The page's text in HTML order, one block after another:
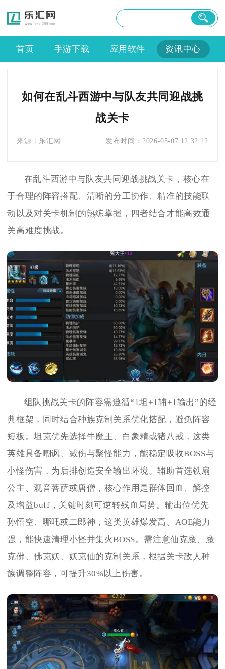
首页 手游下载 应用软件 资讯中心
如何在乱斗西游中与队友共同迎战挑
战关卡
来源： 乐汇网 发布时间： 2026-05-07 12:32:12
在乱斗西游中与队友共同迎战挑战关卡，核心在
于合理的阵容搭配、清晰的分工协作、精准的技能联
动以及对关卡机制的熟练掌握，四者结合才能高效通
关高难度挑战。
组队挑战关卡的阵容需遵循“1坦+1辅+1输出”的经
典框架，同时结合种族克制关系优化搭配，避免阵容
短板。坦克优先选择牛魔王、白象精或猪八戒，这类
英雄具备嘲讽、减伤与聚怪能力，能稳定吸收BOSS与
小怪伤害，为后排创造安全输出环境。辅助首选铁扇
公主、观音菩萨或唐僧，核心作用是群体回血、解控
及增益buff，关键时刻可逆转残血局势。输出位优先
孙悟空、哪吒或二郎神，这类英雄爆发高、AOE能力
强，能快速清理小怪并集火BOSS。需注意仙克魔、魔
克佛、佛克妖、妖克仙的克制关系，根据关卡敌人种
族调整阵容，可提升30%以上伤害。